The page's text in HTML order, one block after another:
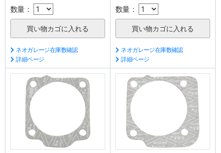
数量：
ネオガレージ在庫数確認
詳細ページ
数量：
ネオガレージ在庫数確認
詳細ページ